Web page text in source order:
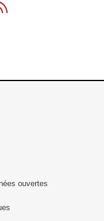
ouvertes